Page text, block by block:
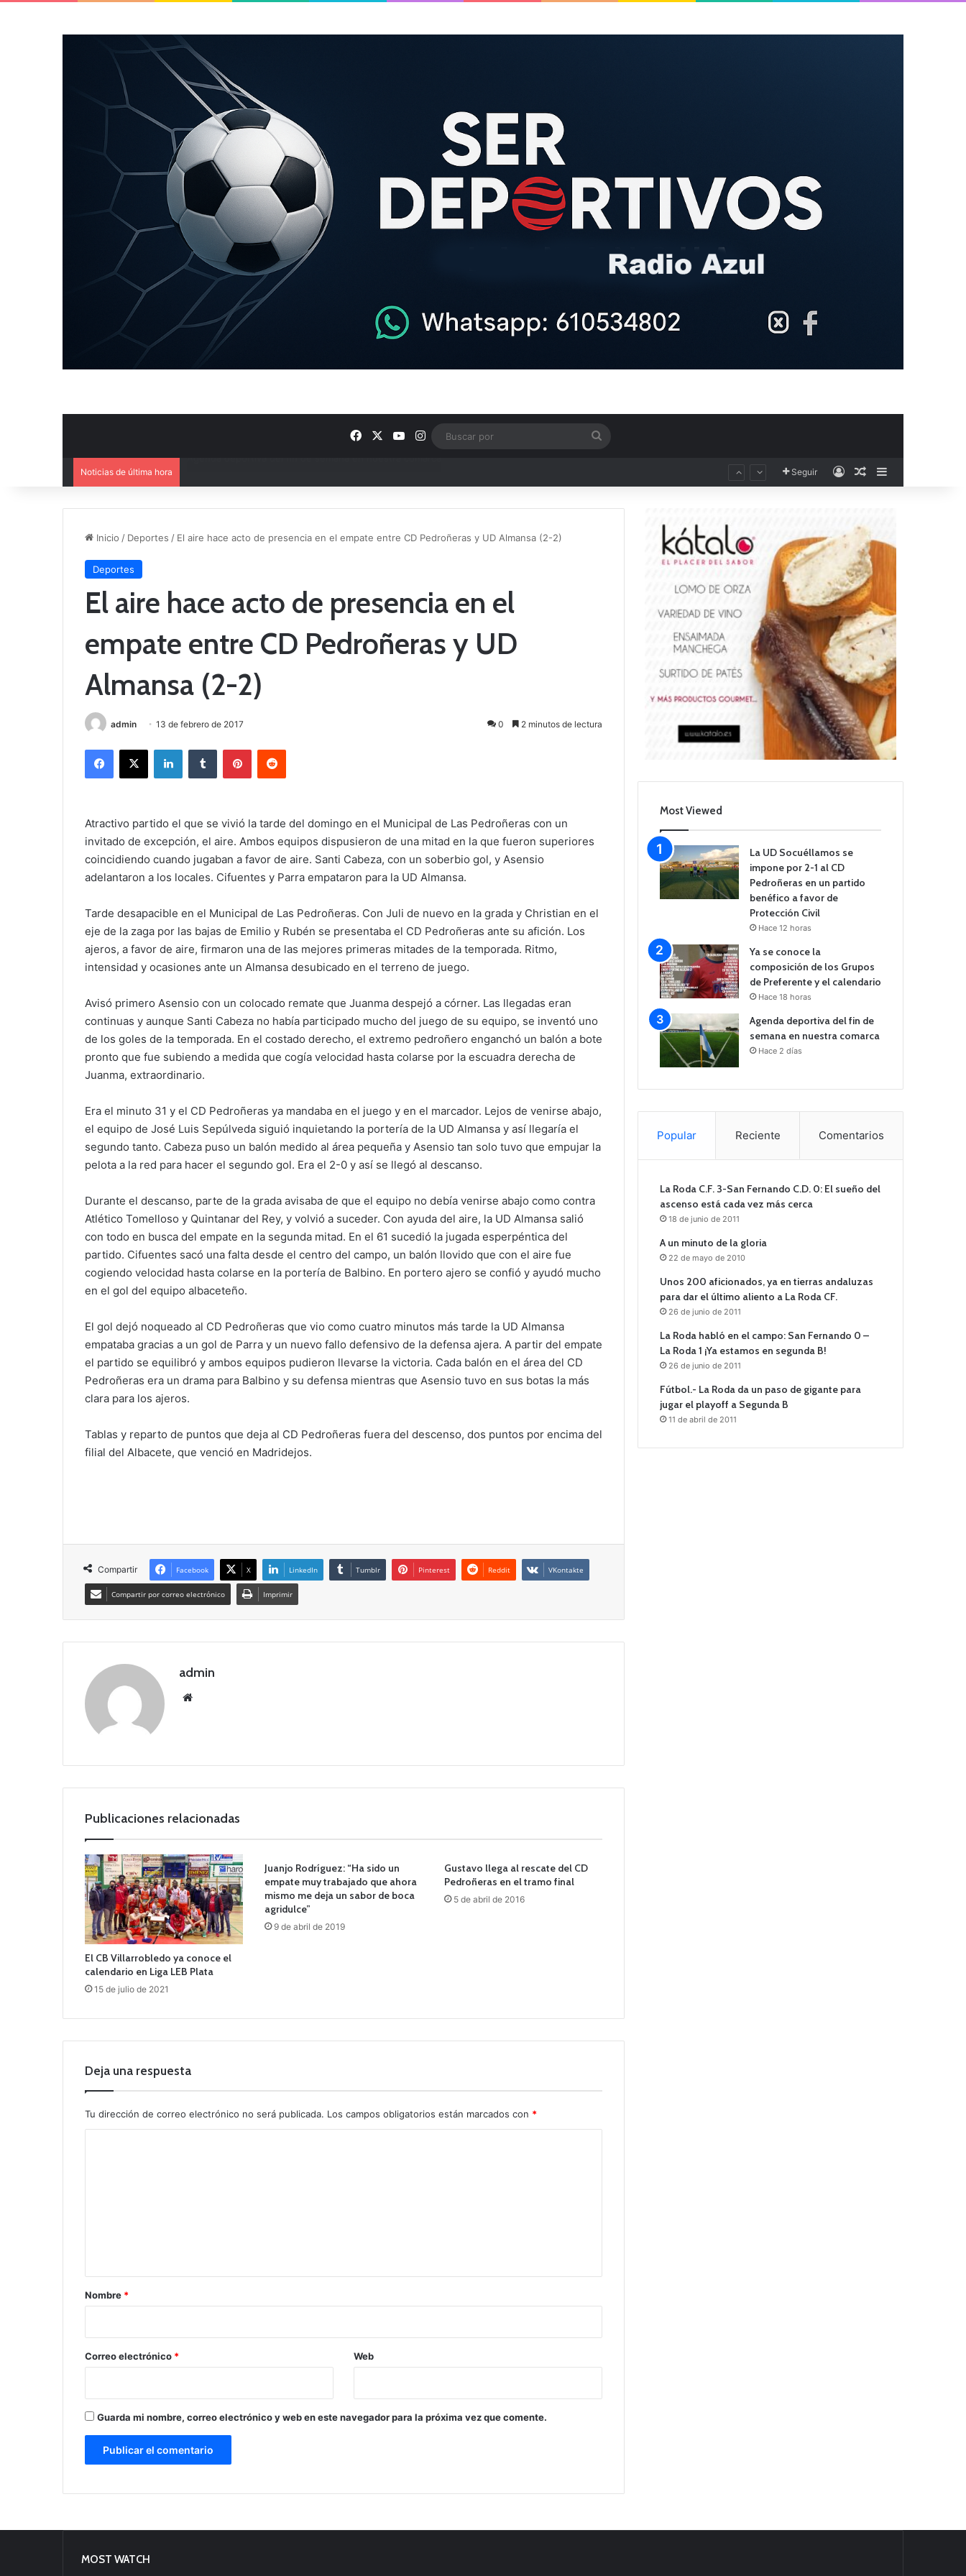
FacebookYouTube
Instagram
Noticias de última hora Seguir AccesoPublicación al
Inicio / Deportes / El aire hace acto de presencia en el empate entre CD Pedroñeras y UD Almansa (2-2)
Deportes
El aire hace acto de presencia en el
empate entre CD Pedroñeras y UD
Almansa (2-2)
admin 13 de febrero de 2017 0 2 minutos de lectura
Atractivo partido el que se vivió la tarde del domingo en el Municipal de Las Pedroñeras con un
invitado de excepción, el aire. Ambos equipos dispusieron de una mitad en la que fueron superiores
coincidiendo cuando jugaban a favor de aire. Santi Cabeza, con un soberbio gol, y Asensio
adelantaron a los locales. Cifuentes y Parra empataron para la UD Almansa.
Tarde desapacible en el Municipal de Las Pedroñeras. Con Juli de nuevo en la grada y Christian en el
eje de la zaga por las bajas de Emilio y Rubén se presentaba el CD Pedroñeras ante su afición. Los
ajeros, a favor de aire, firmaron una de las mejores primeras mitades de la temporada. Ritmo,
intensidad y ocasiones ante un Almansa desubicado en el terreno de juego.
Avisó primero Asensio con un colocado remate que Juanma despejó a córner. Las llegadas eran
continuas y aunque Santi Cabeza no había participado mucho del juego de su equipo, se inventó uno
de los goles de la temporada. En el costado derecho, el extremo pedroñero enganchó un balón a bote
pronto que fue subiendo a medida que cogía velocidad hasta colarse por la escuadra derecha de
Juanma, extraordinario.
Era el minuto 31 y el CD Pedroñeras ya mandaba en el juego y en el marcador. Lejos de venirse abajo,
el equipo de José Luis Sepúlveda siguió inquietando la portería de la UD Almansa y así llegaría el
segundo tanto. Cabeza puso un balón medido al área pequeña y Asensio tan solo tuvo que empujar la
pelota a la red para hacer el segundo gol. Era el 2-0 y así se llegó al descanso.
Durante el descanso, parte de la grada avisaba de que el equipo no debía venirse abajo como contra
Atlético Tomelloso y Quintanar del Rey, y volvió a suceder. Con ayuda del aire, la UD Almansa salió
con todo en busca del empate en la segunda mitad. En el 61 sucedió la jugada esperpéntica del
partido. Cifuentes sacó una falta desde el centro del campo, un balón llovido que con el aire fue
cogiendo velocidad hasta colarse en la portería de Balbino. En portero ajero se confió y ayudó mucho
en el gol del equipo albaceteño.
El gol dejó noqueado al CD Pedroñeras que vio como cuatro minutos más tarde la UD Almansa
empataba gracias a un gol de Parra y un nuevo fallo defensivo de la defensa ajera. A partir del empate
el partido se equilibró y ambos equipos pudieron llevarse la victoria. Cada balón en el área del CD
Pedroñeras era un drama para Balbino y su defensa mientras que Asensio tuvo en sus botas la más
clara para los ajeros.
Tablas y reparto de puntos que deja al CD Pedroñeras fuera del descenso, dos puntos por encima del
filial del Albacete, que venció en Madridejos.
Compartir Facebook X LinkedIn Tumblr Pinterest Reddit VKontakte
Compartir por correo electrónico Imprimir
admin
Publicaciones relacionadas
El CB Villarrobledo ya conoce el
calendario en Liga LEB Plata
15 de julio de 2021
Juanjo Rodríguez: “Ha sido un
empate muy trabajado que ahora
mismo me deja un sabor de boca
agridulce”
9 de abril de 2019
Gustavo llega al rescate del CD
Pedroñeras en el tramo final
5 de abril de 2016
Deja una respuesta
Tu dirección de correo electrónico no será publicada. Los campos obligatorios están marcados con *
r
*
Nombre *
Correo electrónico * Web
Guarda mi nombre, correo electrónico y web en este navegador para la próxima vez que comente.
Most Viewed
La UD Socuéllamos se
impone por 2-1 al CD
Pedroñeras en un partido
benéfico a favor de
Protección Civil
Hace 12 horas
Ya se conoce la
composición de los Grupos
de Preferente y el calendario
Hace 18 horas
Agenda deportiva del fin de
semana en nuestra comarca
Hace 2 días
Popular Reciente Comentarios
La Roda C.F. 3-San Fernando C.D. 0: El sueño del
ascenso está cada vez más cerca
18 de junio de 2011
A un minuto de la gloria
22 de mayo de 2010
Unos 200 aficionados, ya en tierras andaluzas
para dar el último aliento a La Roda CF.
26 de junio de 2011
La Roda habló en el campo: San Fernando 0 –
La Roda 1 ¡Ya estamos en segunda B!
26 de junio de 2011
Fútbol.- La Roda da un paso de gigante para
jugar el playoff a Segunda B
11 de abril de 2011
MOST WATCH